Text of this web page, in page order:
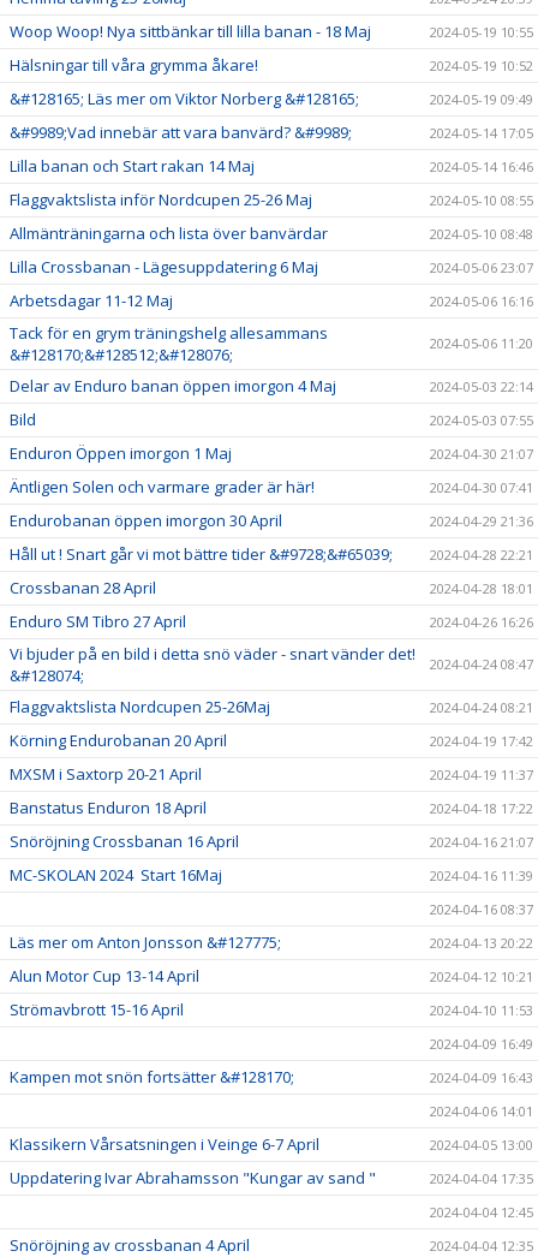
Woop Woop! Nya sittbänkar till lilla banan - 18 Maj 2024-05-19 10:55
Hälsningar till våra grymma åkare! 2024-05-19 10:52
&#128165; Läs mer om Viktor Norberg &#128165; 2024-05-19 09:49
&#9989;Vad innebär att vara banvärd? &#9989; 2024-05-14 17:05
Lilla banan och Start rakan 14 Maj 2024-05-14 16:46
Flaggvaktslista inför Nordcupen 25-26 Maj 2024-05-10 08:55
Allmänträningarna och lista över banvärdar 2024-05-10 08:48
Lilla Crossbanan - Lägesuppdatering 6 Maj 2024-05-06 23:07
Arbetsdagar 11-12 Maj 2024-05-06 16:16
Tack för en grym träningshelg allesammans
&#128170;&#128512;&#128076;
2024-05-06 11:20
Delar av Enduro banan öppen imorgon 4 Maj 2024-05-03 22:14
Bild 2024-05-03 07:55
Enduron Öppen imorgon 1 Maj 2024-04-30 21:07
Äntligen Solen och varmare grader är här! 2024-04-30 07:41
Endurobanan öppen imorgon 30 April 2024-04-29 21:36
Håll ut ! Snart går vi mot bättre tider &#9728;&#65039; 2024-04-28 22:21
Crossbanan 28 April 2024-04-28 18:01
Enduro SM Tibro 27 April 2024-04-26 16:26
Vi bjuder på en bild i detta snö väder - snart vänder det!
&#128074;
2024-04-24 08:47
Flaggvaktslista Nordcupen 25-26Maj 2024-04-24 08:21
Körning Endurobanan 20 April 2024-04-19 17:42
MXSM i Saxtorp 20-21 April 2024-04-19 11:37
Banstatus Enduron 18 April 2024-04-18 17:22
Snöröjning Crossbanan 16 April 2024-04-16 21:07
MC-SKOLAN 2024 Start 16Maj
2024-04-16 11:39
2024-04-16 08:37
Läs mer om Anton Jonsson &#127775; 2024-04-13 20:22
Alun Motor Cup 13-14 April 2024-04-12 10:21
Strömavbrott 15-16 April
2024-04-10 11:53
2024-04-09 16:49
Kampen mot snön fortsätter &#128170;
2024-04-09 16:43
2024-04-06 14:01
Klassikern Vårsatsningen i Veinge 6-7 April 2024-04-05 13:00
Uppdatering Ivar Abrahamsson "Kungar av sand "
2024-04-04 17:35
2024-04-04 12:45
Snöröjning av crossbanan 4 April 2024-04-04 12:35